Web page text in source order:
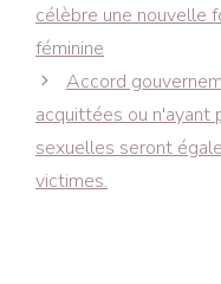
des
articles
célèbre une nouvelle
féminine
Accord
acquittées ou n'ayant
sexuelles seront
victimes.